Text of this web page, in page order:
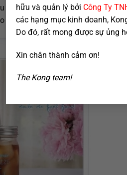
hữu và quản lý bởi Công Ty
các hạng mục kinh doanh,
Do đó, rất mong được sự ủng
Xin chân thành cảm ơn!
The Kong team!
dùng ngạc nhiên theo hướng tích
Stories, hãy đảm bảo giá được